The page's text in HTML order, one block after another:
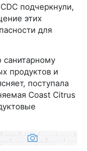
подчеркнули,
этих
для
продуктов и
поступала
Coast Citrus